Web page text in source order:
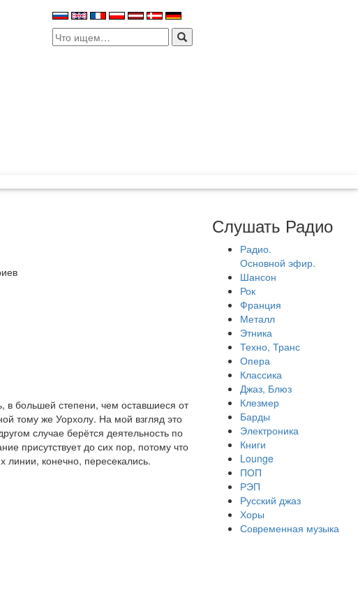
Search
for:
в большей степени, чем оставшиеся от
тому же Уорхолу. На мой взгляд это
случае берётся деятельность по
присутствует до сих пор, потому что
конечно, пересекались.
Слушать Радио
Радио.
Основной эфир.
Шансон
Рок
Франция
Металл
Этника
Техно, Транс
Опера
Классика
Джаз, Блюз
Клезмер
Барды
Электроника
Книги
Lounge
ПОП
РЭП
Русский джаз
Хоры
Современная музыка